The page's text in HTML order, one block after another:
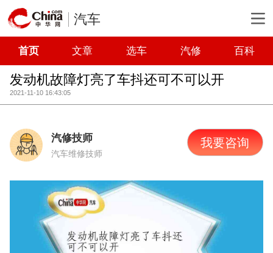
汽车
首页 文章 选车 汽修 百科
发动机故障灯亮了车抖还可不可以开
2021-11-10 16:43:05
汽修技师
汽车维修技师
我要咨询